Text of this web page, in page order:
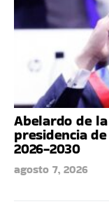
Abelardo de
presidencia
2026-2030
agosto 7, 2026